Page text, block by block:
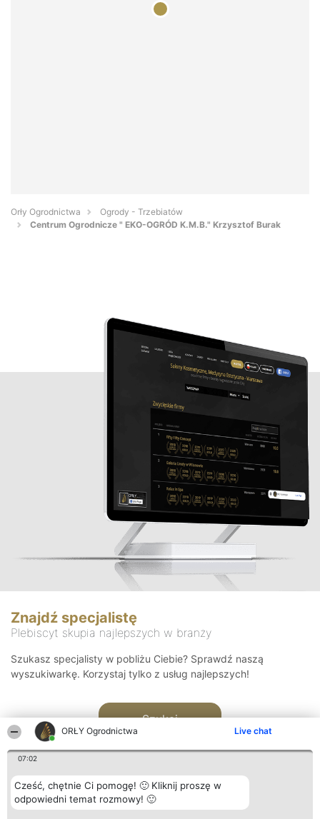
ORŁY Ogrodnictwa Live chat
07:02
Cześć, chętnie Ci pomogę! 🙂 Kliknij proszę w
odpowiedni temat rozmowy! 🙂
Orły Ogrodnictwa
Ogrody - Trzebiatów
Centrum Ogrodnicze " EKO-OGRÓD K.M.B." Krzysztof Burak
Znajdź specjalistę
Plebiscyt skupia najlepszych w branży
Szukasz specjalisty w pobliżu Ciebie? Sprawdź naszą
wyszukiwarkę. Korzystaj tylko z usług najlepszych!
Szukaj